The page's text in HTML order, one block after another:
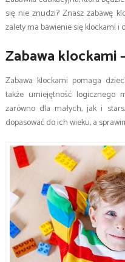
się nie znudzi? Znasz zabawę
zalety ma bawienie się klockami i
Zabawa klockami
Zabawa klockami pomaga
także umiejętność logicznego
zarówno dla małych, jak i
dopasować do ich wieku, a